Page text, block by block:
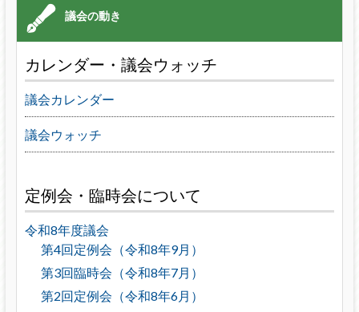
カレンダー・議会ウォッチ
議会カレンダー
議会ウォッチ
定例会・臨時会について
令和8年度議会
第4回定例会（令和8年9月）
第3回臨時会（令和8年7月）
第2回定例会（令和8年6月）